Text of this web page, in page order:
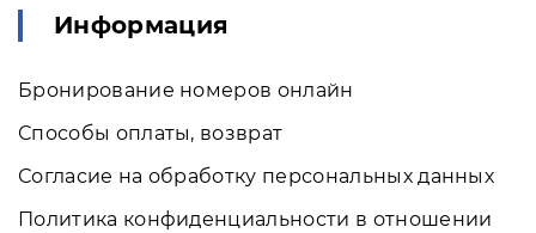
Информация
Бронирование номеров онлайн
Способы оплаты, возврат
Согласие на обработку персональных данных
Политика конфиденциальности в отношении